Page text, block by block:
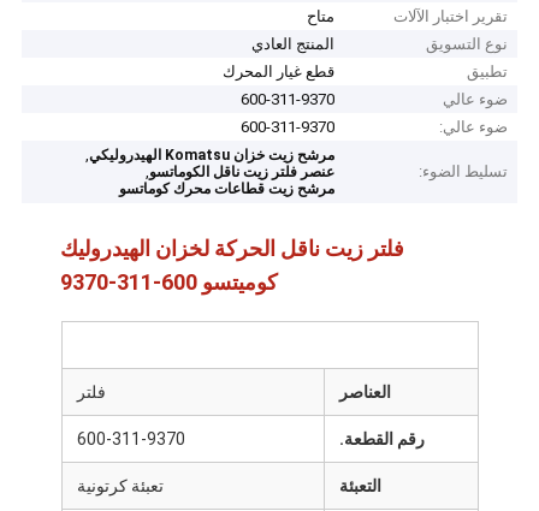
تقرير اختبار الآلات
متاح
نوع التسويق
المنتج العادي
تطبيق
قطع غيار المحرك
ضوء عالي
600-311-9370
ضوء عالي:
600-311-9370
تسليط الضوء:
مرشح زيت خزان Komatsu الهيدروليكي ,
عنصر فلتر زيت ناقل الكوماتسو,
مرشح زيت قطاعات محرك كوماتسو
فلتر زيت ناقل الحركة لخزان الهيدروليك
كوميتسو 600-311-9370
العناصر فلتر
رقم القطعة. 600-311-9370
التعبئة تعبئة كرتونية